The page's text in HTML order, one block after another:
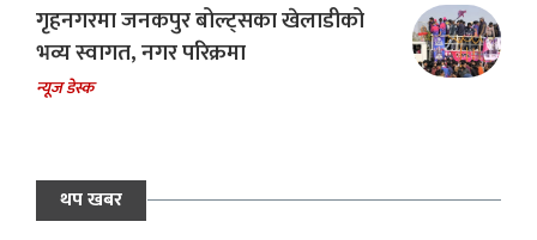
गृहनगरमा जनकपुर बोल्ट्सका खेलाडीको
भव्य स्वागत, नगर परिक्रमा
न्यूज डेस्क
थप खबर